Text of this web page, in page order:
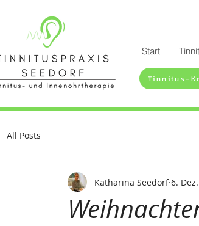
Start
Tinnitus-
All Posts
Katharina Seedorf 6.